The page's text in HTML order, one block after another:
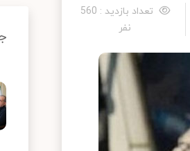
تعداد بازدید : 560
نفر